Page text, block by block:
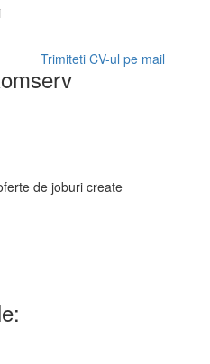
Trimiteti CV-ul pe mail
de joburi create